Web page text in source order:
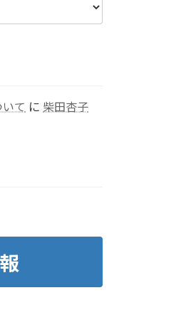
て に 柴田杏子